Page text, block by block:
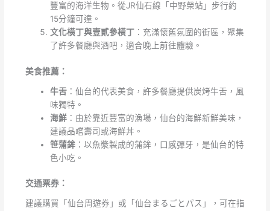
豐富的海洋生物。從JR仙石線「中野榮站」步行約
15分鐘可達。
文化橫丁與壹貳參橫丁：充滿懷舊氛圍的街區，聚集
了許多餐廳與酒吧，適合晚上前往體驗。
美食推薦：
牛舌：仙台的代表美食，許多餐廳提供炭烤牛舌，風
味獨特。
海鮮：由於靠近豐富的漁場，仙台的海鮮新鮮美味，
建議品嚐壽司或海鮮丼。
笹蒲鉾：以魚漿製成的蒲鉾，口感彈牙，是仙台的特
色小吃。
交通票券：
建議購買「仙台周遊券」或「仙台まるごとパス」，可在指